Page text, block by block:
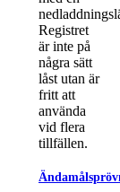
Registret
är inte på
några sätt
låst utan är
fritt att
använda
vid flera
tillfällen.